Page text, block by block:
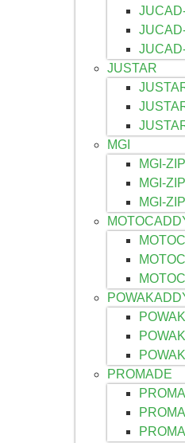
JUSTAR
MGI
MGI-
MGI-
MGI-
PROMADE